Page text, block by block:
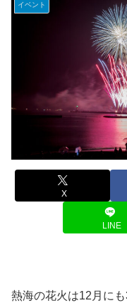
イベント
X
LINE
熱海の花火は12月に